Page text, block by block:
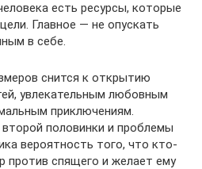
есть ресурсы, которые
Главное — не опускать
в себе.
снится к открытию
увлекательным любовным
приключениям.
половинки и проблемы
вероятность того, что кто-
против спящего и желает ему